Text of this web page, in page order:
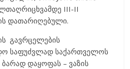
III-II
დათარიღებული.
გავრცელების
საფუძვლად საქართველოს
დაყოფას – ვაზის